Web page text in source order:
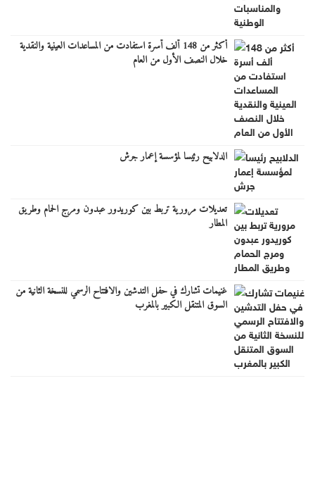
أكثر من 148 ألف أسرة استفادت من المساعدات العينية والنقدية
خلال النصف الأول من العام
الدلابيح رئيسا لمؤسسة إعمار جرش
تعديلات مرورية تربط بين كوريدور عبدون ومرج الحمام وطريق
المطار
غنيمات تشارك في حفل التدشين والافتتاح الرسمي للنسخة الثانية من
السوق المتنقل الكبير بالمغرب